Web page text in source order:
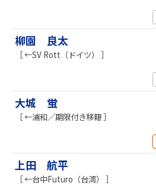
柳園 良太
［ ←SV Rott（ドイツ） ］
大城 蛍
［ ←浦和／期限付き移籍 ］
上田 航平
［ ←台中Futuro（台湾） ］